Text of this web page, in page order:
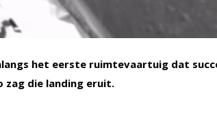
het eerste ruimtevaartuig dat
zag die landing eruit.